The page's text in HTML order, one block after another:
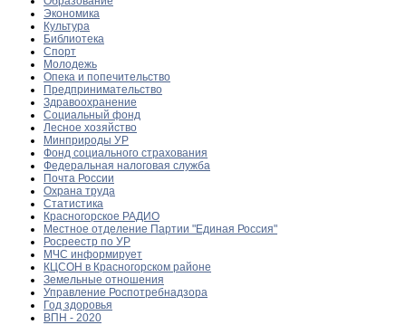
Экономика
Культура
Библиотека
Спорт
Молодежь
Опека и попечительство
Предпринимательство
Здравоохранение
Социальный фонд
Лесное хозяйство
Минприроды УР
Фонд социального страхования
Федеральная налоговая служба
Почта России
Охрана труда
Статистика
Красногорское РАДИО
Местное отделение Партии "Единая Россия"
Росреестр по УР
МЧС информирует
КЦСОН в Красногорском районе
Земельные отношения
Управление Роспотребнадзора
Год здоровья
ВПН - 2020